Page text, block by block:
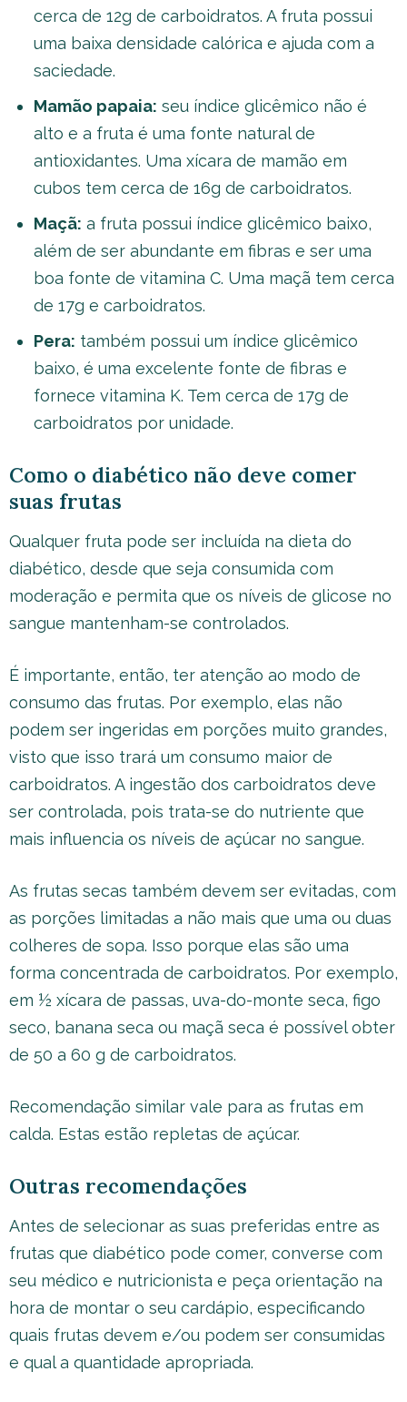
cerca de 12g de carboidratos. A fruta possui
uma baixa densidade calórica e ajuda com a
saciedade.
Mamão papaia: seu índice glicêmico não é
alto e a fruta é uma fonte natural de
antioxidantes. Uma xícara de mamão em
cubos tem cerca de 16g de carboidratos.
Maçã: a fruta possui índice glicêmico baixo,
além de ser abundante em fibras e ser uma
boa fonte de vitamina C. Uma maçã tem cerca
de 17g e carboidratos.
Pera: também possui um índice glicêmico
baixo, é uma excelente fonte de fibras e
fornece vitamina K. Tem cerca de 17g de
carboidratos por unidade.
Como o diabético não deve comer
suas frutas
Qualquer fruta pode ser incluída na dieta do
diabético, desde que seja consumida com
moderação e permita que os níveis de glicose no
sangue mantenham-se controlados.
É importante, então, ter atenção ao modo de
consumo das frutas. Por exemplo, elas não
podem ser ingeridas em porções muito grandes,
visto que isso trará um consumo maior de
carboidratos. A ingestão dos carboidratos deve
ser controlada, pois trata-se do nutriente que
mais influencia os níveis de açúcar no sangue.
As frutas secas também devem ser evitadas, com
as porções limitadas a não mais que uma ou duas
colheres de sopa. Isso porque elas são uma
forma concentrada de carboidratos. Por exemplo,
em ½ xícara de passas, uva-do-monte seca, figo
seco, banana seca ou maçã seca é possível obter
de 50 a 60 g de carboidratos.
Recomendação similar vale para as frutas em
calda. Estas estão repletas de açúcar.
Outras recomendações
Antes de selecionar as suas preferidas entre as
frutas que diabético pode comer, converse com
seu médico e nutricionista e peça orientação na
hora de montar o seu cardápio, especificando
quais frutas devem e/ou podem ser consumidas
e qual a quantidade apropriada.